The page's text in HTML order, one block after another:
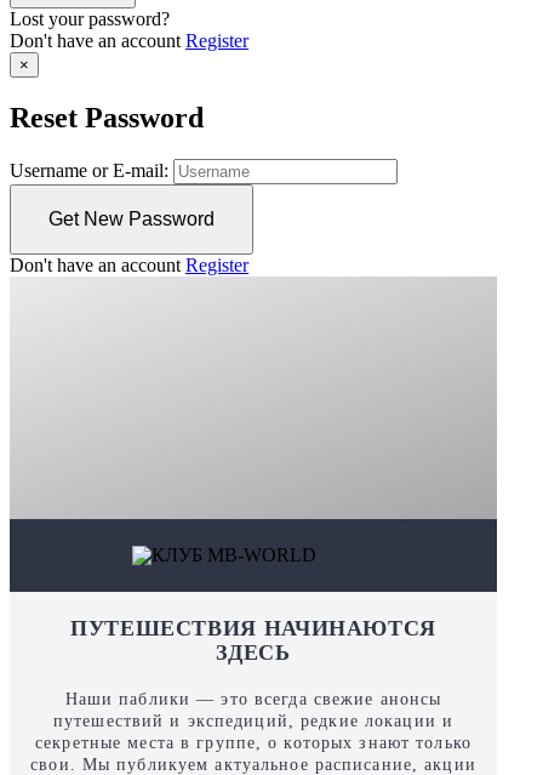
Lost your password?
Don't have an account Register
×
Reset Password
Username or E-mail:
Don't have an account Register
ПУТЕШЕСТВИЯ НАЧИНАЮТСЯ
ЗДЕСЬ
Наши паблики — это всегда свежие анонсы
путешествий и экспедиций, редкие локации и
секретные места в группе, о которых знают только
свои. Мы публикуем актуальное расписание, акции